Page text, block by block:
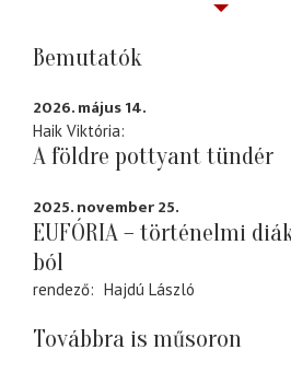
Bemutatók
2026. május 14.
Haik Viktória
A földre pottyant tündér
2025. november 25.
EUFÓRIA – történelmi
ból
rendező Hajdú László
Továbbra is műsoron